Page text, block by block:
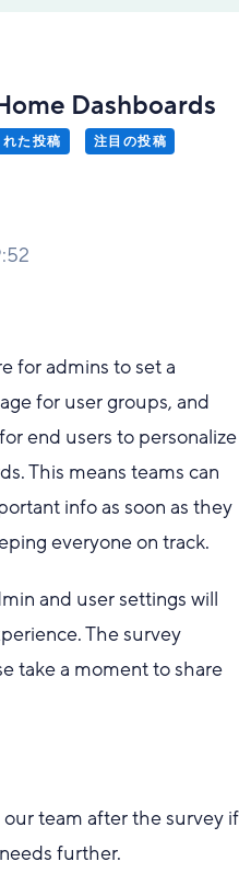
Dashboards
た投稿 注目の投稿
for admins to set a
for user groups, and
end users to personalize
This means teams can
info as soon as they
everyone on track.
and user settings will
The survey
take a moment to share
team after the survey if
further.